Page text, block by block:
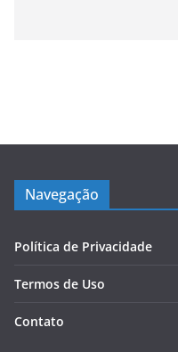
Navegação
Política de Privacidade
Termos de Uso
Contato